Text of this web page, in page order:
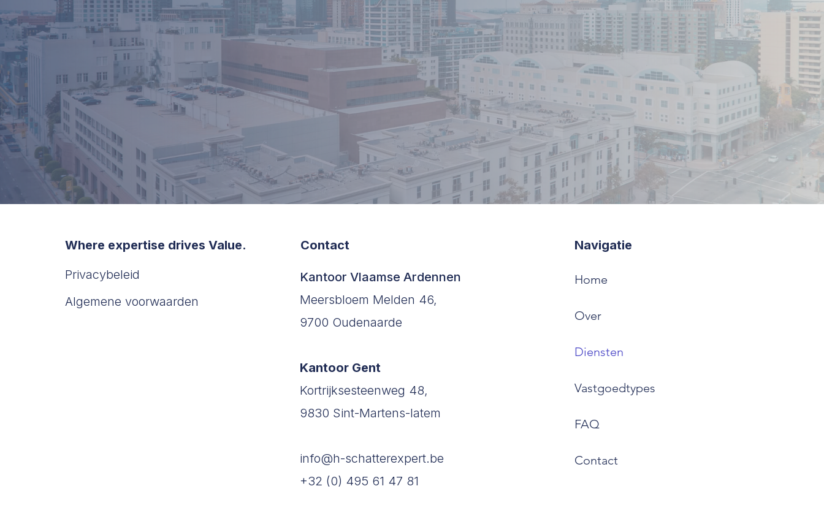
Where expertise drives Value.
Privacybeleid
Algemene voorwaarden
Navigatie
Home
Over
Diensten
Vastgoedtypes
FAQ
Contact
Contact
Kantoor Vlaamse Ardennen
Meersbloem Melden 46,
9700 Oudenaarde
Kantoor Gent
Kortrijksesteenweg 48,
9830 Sint-Martens-latem
info@h-schatterexpert.be
+32 (0) 495 61 47 81